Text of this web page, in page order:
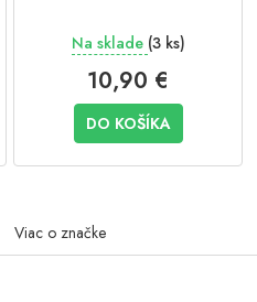
Na sklade (3 ks)
10,90 €
DO KOŠÍKA
Viac o značke